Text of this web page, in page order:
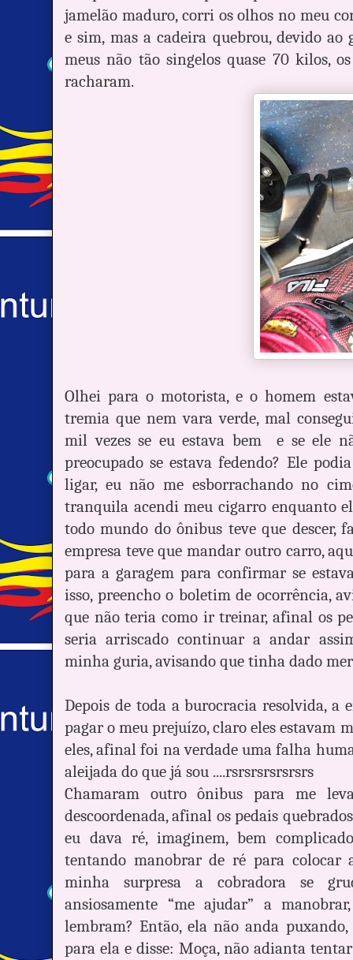
jamelão maduro, corri os olhos no meu
e sim, mas a cadeira quebrou, devido ao
meus não tão singelos quase 70 kilos,
racharam.
Olhei para o motorista, e o homem
tremia que nem vara verde, mal
mil vezes se eu estava bem
e se ele
preocupado se estava fedendo? Ele
ligar, eu não me esborrachando no
tranquila acendi meu cigarro enquanto
todo mundo do ônibus teve que descer,
empresa teve que mandar outro carro,
para a garagem para confirmar se
isso, preencho o boletim de ocorrência,
que não teria como ir treinar, afinal os
seria arriscado continuar a andar
minha guria, avisando que tinha dado
Depois de toda a burocracia resolvida, a
pagar o meu prejuízo, claro eles estavam
eles, afinal foi na verdade uma falha
aleijada do que já sou ....rsrsrsrsrsrsrs
Chamaram outro ônibus para me
descoordenada, afinal os pedais
eu dava ré, imaginem, bem
tentando manobrar de ré para
minha surpresa a cobradora se
ansiosamente “me ajudar” a
lembram? Então, ela não anda
para ela e disse: Moça, não adianta